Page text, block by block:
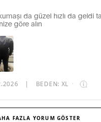
da güzel hızlı da geldi
göre alın
| BEDEN: XL ·
FAZLA YORUM GÖSTER